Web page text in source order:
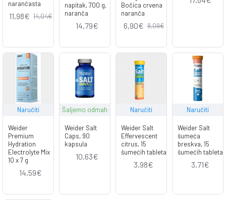
narančasta
11,98€ 14,04€
napitak, 700 g,
naranča
14,79€
Bočica crvena
naranča
6,90€ 8,09€
Naručiti
Weider
Premium
Hydration
Electrolyte Mix
10 x 7 g
14,59€
Šaljemo odmah
Weider Salt
Caps, 90
kapsula
10,63€
Naručiti
Weider Salt
Effervescent
citrus, 15
šumećih tableta
3,98€
Naručiti
Weider Salt
šumeća
breskva, 15
šumećih tableta
3,71€